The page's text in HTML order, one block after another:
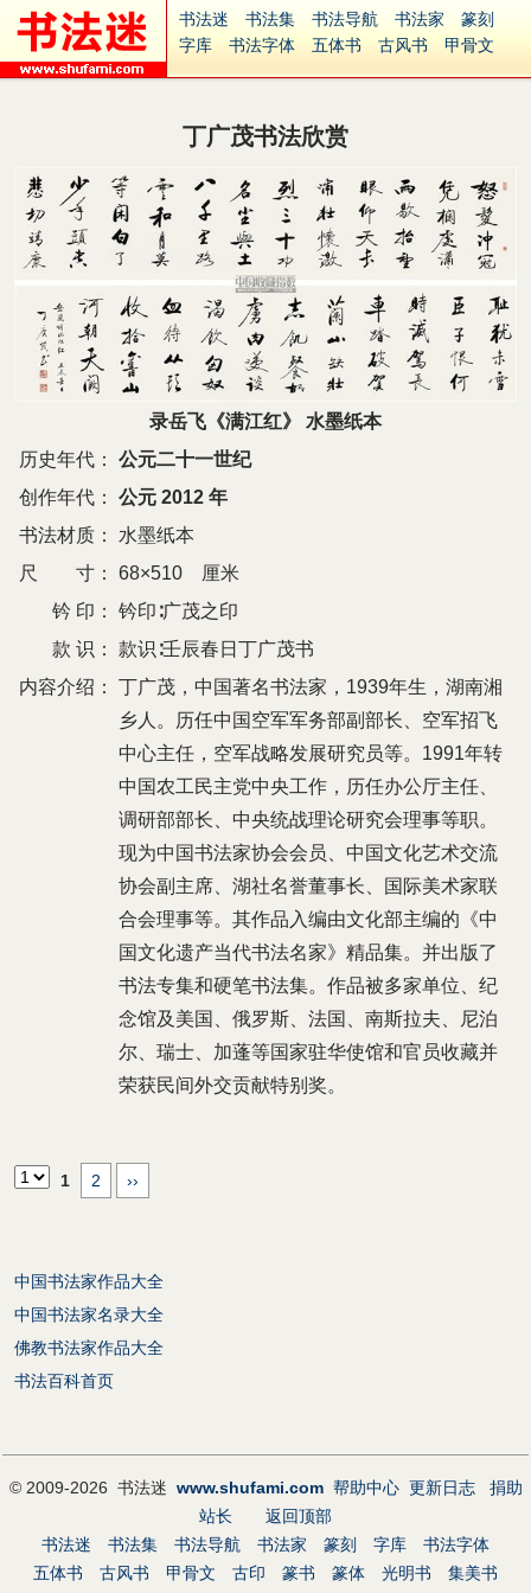
书法迷 书法集 书法导航 书法家
篆刻
字库
书法字体 五体书 古风书
甲骨文
集字
字形 大字 篆刻之家
古籍
中医 象棋 游戏
起名
英语 印章 签名
硬筆字
字体下载
免费字体 中文字体
英文字体
Ai矢量
P图宝 南无阿弥陀佛
意见反馈
安全网站
捐赠 繁體版
丁广茂书法欣赏
录岳飞《满江红》 水墨纸本
历史年代：
公元二十一世纪
创作年代：
公元 2012 年
书法材质：
水墨纸本
尺 寸：
68×510 厘米
钤 印：
钤印∶广茂之印
款 识：
款识∶壬辰春日丁广茂书
内容介绍：
丁广茂，中国著名书法家，1939年生，湖南湘
乡人。历任中国空军军务部副部长、空军招飞
中心主任，空军战略发展研究员等。1991年转
中国农工民主党中央工作，历任办公厅主任、
调研部部长、中央统战理论研究会理事等职。
现为中国书法家协会会员、中国文化艺术交流
协会副主席、湖社名誉董事长、国际美术家联
合会理事等。其作品入编由文化部主编的《中
国文化遗产当代书法名家》精品集。并出版了
书法专集和硬笔书法集。作品被多家单位、纪
念馆及美国、俄罗斯、法国、南斯拉夫、尼泊
尔、瑞士、加蓬等国家驻华使馆和官员收藏并
荣获民间外交贡献特别奖。
1 2 ››
中国书法家作品大全
中国书法家名录大全
佛教书法家作品大全
书法百科首页
© 2009-2026 书法迷 www.shufami.com 帮助中心 更新日志
捐助
站长
返回顶部
书法迷
书法集 书法导航 书法家 篆刻 字库
书法字体
五体书
古风书 甲骨文 古印 篆书 篆体 光明书
集美书